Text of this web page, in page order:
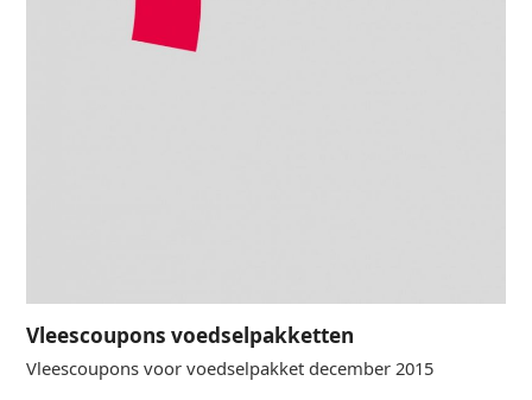
Vleescoupons voedselpakketten
Vleescoupons voor voedselpakket december 2015